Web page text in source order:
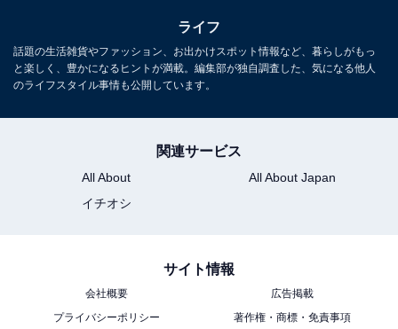
【千葉県の人気スーパー銭湯】「ジートピア」
は本格サウナと天然水が自慢の施設。高温サウ
ナと地下天然水の水風呂が魅力
ライフ
話題の生活雑貨やファッション、お出かけスポット情報など、暮らしがもっ
と楽しく、豊かになるヒントが満載。編集部が独自調査した、気になる他人
のライフスタイル事情も公開しています。
関連サービス
All About
All About Japan
イチオシ
サイト情報
会社概要
広告掲載
プライバシーポリシー
著作権・商標・免責事項